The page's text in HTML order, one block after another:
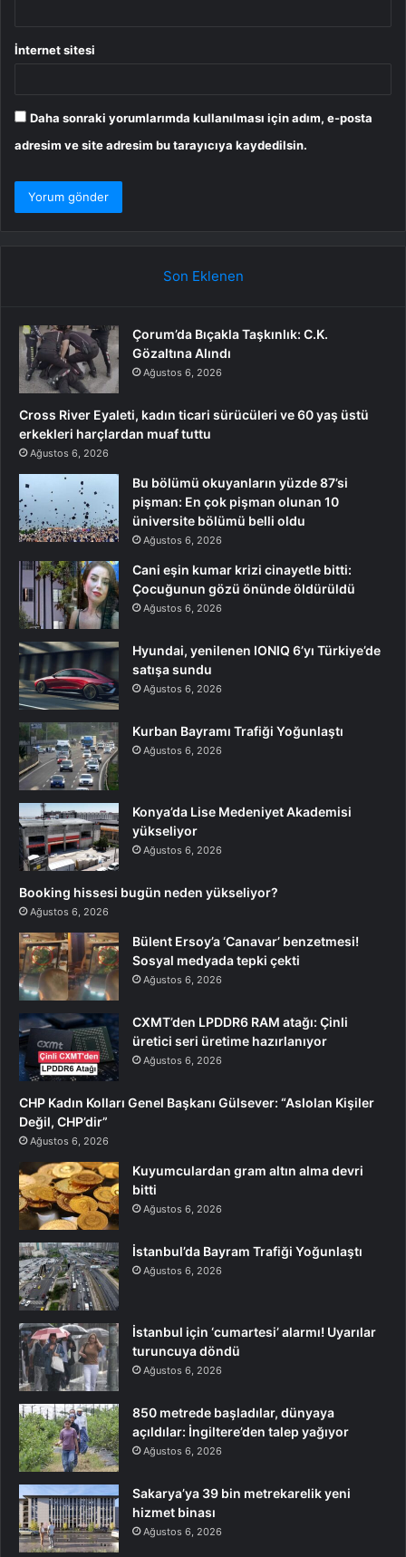
İnternet sitesi
Daha sonraki yorumlarımda kullanılması için adım, e-posta
adresim ve site adresim bu tarayıcıya kaydedilsin.
Son Eklenen
Çorum’da Bıçakla Taşkınlık: C.K.
Gözaltına Alındı
Ağustos 6, 2026
Cross River Eyaleti, kadın ticari sürücüleri ve 60 yaş üstü
erkekleri harçlardan muaf tuttu
Ağustos 6, 2026
Bu bölümü okuyanların yüzde 87’si
pişman: En çok pişman olunan 10
üniversite bölümü belli oldu
Ağustos 6, 2026
Cani eşin kumar krizi cinayetle bitti:
Çocuğunun gözü önünde öldürüldü
Ağustos 6, 2026
Hyundai, yenilenen IONIQ 6’yı Türkiye’de
satışa sundu
Ağustos 6, 2026
Kurban Bayramı Trafiği Yoğunlaştı
Ağustos 6, 2026
Konya’da Lise Medeniyet Akademisi
yükseliyor
Ağustos 6, 2026
Booking hissesi bugün neden yükseliyor?
Ağustos 6, 2026
Bülent Ersoy’a ‘Canavar’ benzetmesi!
Sosyal medyada tepki çekti
Ağustos 6, 2026
CXMT’den LPDDR6 RAM atağı: Çinli
üretici seri üretime hazırlanıyor
Ağustos 6, 2026
CHP Kadın Kolları Genel Başkanı Gülsever: “Aslolan Kişiler
Değil, CHP’dir”
Ağustos 6, 2026
Kuyumculardan gram altın alma devri
bitti
Ağustos 6, 2026
İstanbul’da Bayram Trafiği Yoğunlaştı
Ağustos 6, 2026
İstanbul için ‘cumartesi’ alarmı! Uyarılar
turuncuya döndü
Ağustos 6, 2026
850 metrede başladılar, dünyaya
açıldılar: İngiltere’den talep yağıyor
Ağustos 6, 2026
Sakarya’ya 39 bin metrekarelik yeni
hizmet binası
Ağustos 6, 2026